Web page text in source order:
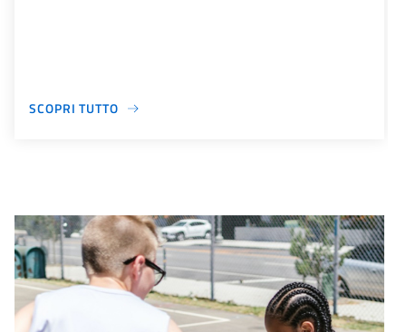
SCOPRI TUTTO